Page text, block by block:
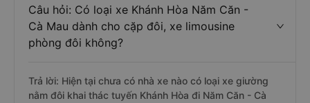
Câu hỏi: Có loại xe Khánh Hòa Năm Căn -
Cà Mau dành cho cặp đôi, xe limousine
phòng đôi không?
Trả lời: Hiện tại chưa có nhà xe nào có loại xe giường
nằm đôi khai thác tuyến Khánh Hòa đi Năm Căn - Cà